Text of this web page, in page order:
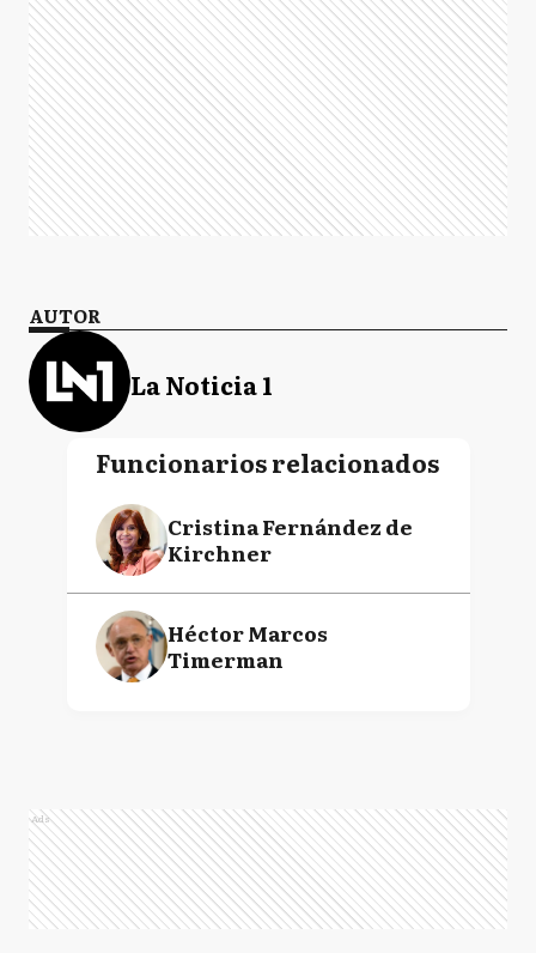
AUTOR
La Noticia 1
Funcionarios relacionados
Cristina Fernández de
Kirchner
Héctor Marcos
Timerman
Ads